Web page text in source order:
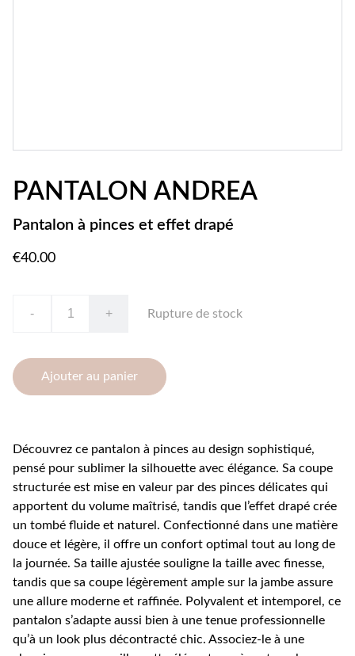
PANTALON ANDREA
Pantalon à pinces et effet drapé
€40.00
- + Rupture de stock
Ajouter au panier
Découvrez ce pantalon à pinces au design sophistiqué,
pensé pour sublimer la silhouette avec élégance. Sa coupe
structurée est mise en valeur par des pinces délicates qui
apportent du volume maîtrisé, tandis que l’effet drapé crée
un tombé fluide et naturel. Confectionné dans une matière
douce et légère, il offre un confort optimal tout au long de
la journée. Sa taille ajustée souligne la taille avec finesse,
tandis que sa coupe légèrement ample sur la jambe assure
une allure moderne et raffinée. Polyvalent et intemporel, ce
pantalon s’adapte aussi bien à une tenue professionnelle
qu’à un look plus décontracté chic. Associez-le à une